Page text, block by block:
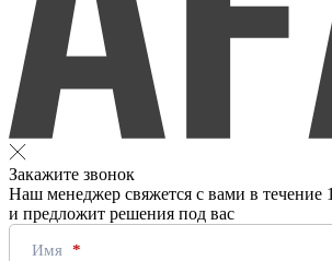
Закажите звонок
Наш менеджер свяжется с вами в течение
и предложит решения под вас
Имя